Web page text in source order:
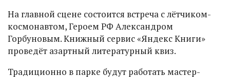
На главной сцене состоится встреча с лётчиком-
космонавтом, Героем РФ Александром
Горбуновым. Книжный сервис «Яндекс Книги»
проведёт азартный литературный квиз.
Традиционно в парке будут работать мастер-